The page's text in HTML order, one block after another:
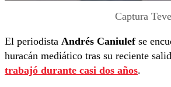
Captura
El periodista Andrés Caniulefse
huracán mediático tras su reciente
trabajó durante casi dos años.